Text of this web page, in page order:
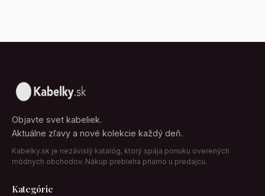
Objavte svet kabeliek.
Aktuálne zľavy a nové kolekcie každý deň.
Kabelky.sk je nezávislý katalóg, ktorý spája ponuku overených
módnych obchodov. Nákup prebieha priamo u predajcu.
Kategórie